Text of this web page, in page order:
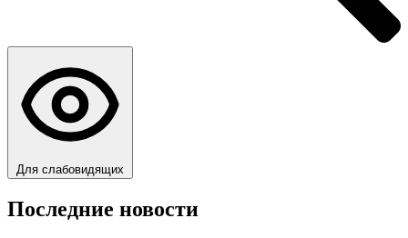
Для слабовидящих
Последние новости